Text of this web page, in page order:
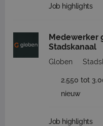
Job highlights
Medewerker
Stadskanaal
Globen
2.550 tot
nieuw
Job highlights